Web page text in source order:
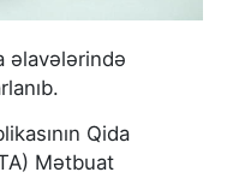
əlavələrində
Qida
Mətbuat